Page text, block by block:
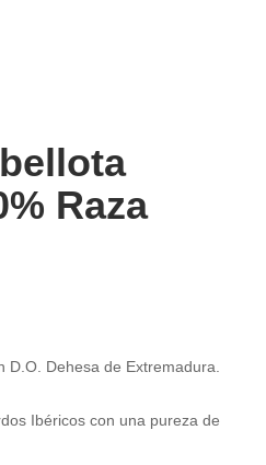
Raza
Dehesa de Extremadura.
Ibéricos con una pureza de